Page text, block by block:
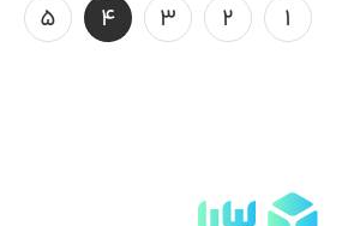
۱ ۲ ۳ ۴ ۵